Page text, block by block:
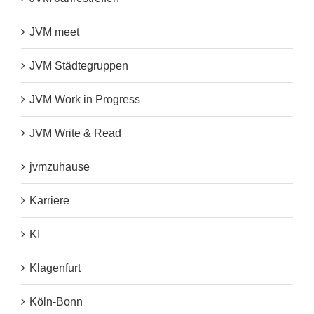
JVM meet
JVM Städtegruppen
JVM Work in Progress
JVM Write & Read
jvmzuhause
Karriere
KI
Klagenfurt
Köln-Bonn